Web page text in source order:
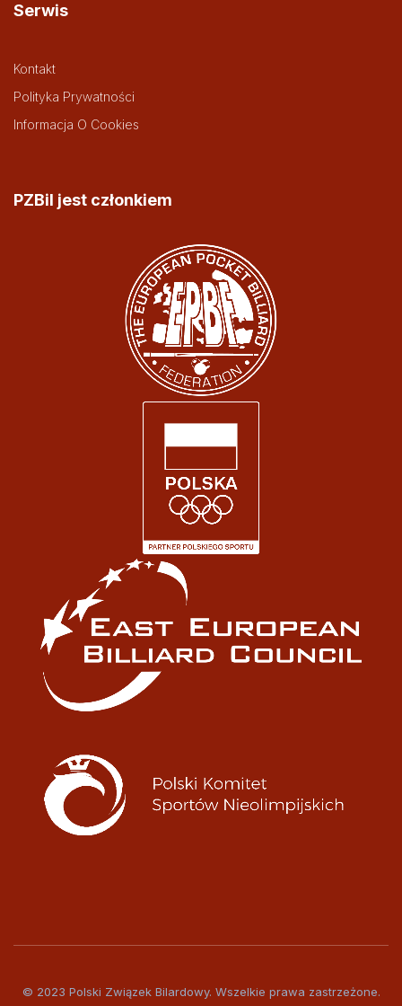
Serwis
Kontakt
Polityka Prywatności
Informacja O Cookies
PZBil jest członkiem
© 2023 Polski Związek Bilardowy. Wszelkie prawa zastrzeżone.